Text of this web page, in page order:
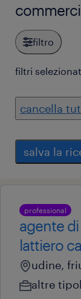
filtro
filtri
cancella
salva la
professional
agente
lattiero
udine,
altre